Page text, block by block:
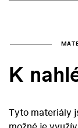
K
Tyto materiály